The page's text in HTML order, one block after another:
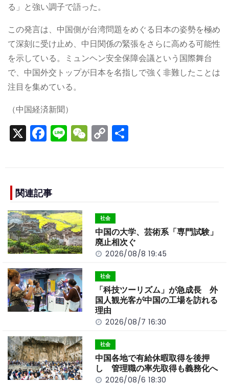
る」と強い調子で語った。
この発言は、中国側が台湾問題をめぐる日本の姿勢を極め
て深刻に受け止め、中日関係の緊張をさらに高める可能性
を示している。ミュンヘン安全保障会議という国際舞台
で、中国外交トップが日本を名指しで強く非難したことは
注目を集めている。
（中国経済新聞）
X F
a
e
b
o
o
k
Li
n
W
e
C
o
n
k
関連記事
社会
中国の大学、芸術系「専門試験」
廃止相次ぐ
2026/08/8 19:45
社会
「科技ツーリズム」が急成長 外
国人観光客が中国の工場を訪れる
理由
2026/08/7 16:30
社会
中国各地で有給休暇取得を後押
し 管理職の率先取得も義務化へ
2026/08/6 18:30